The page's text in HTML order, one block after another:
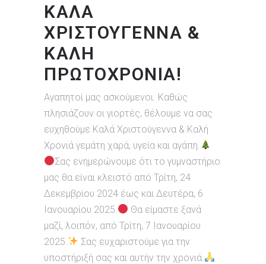
ΚΑΛΆ
ΧΡΙΣΤΟΎΓΕΝΝΑ &
ΚΑΛΉ
ΠΡΩΤΟΧΡΟΝΙΆ!
Αγαπητοί μας ασκούμενοι. Καθώς
πλησιάζουν οι γιορτές, θέλουμε να σας
ευχηθούμε Καλά Χριστούγεννα & Καλή
Χρονιά γεμάτη χαρά, υγεία και αγάπη.
Σας ενημερώνουμε ότι το γυμναστήριο
μας θα είναι κλειστό από Τρίτη, 24
Δεκεμβρίου 2024 έως και Δευτέρα, 6
Ιανουαρίου 2025.
Θα είμαστε ξανά
μαζί, λοιπόν, από Τρίτη, 7 Ιανουαρίου
2025.
Σας ευχαριστούμε για την
υποστήριξή σας και αυτήν την χρονιά.